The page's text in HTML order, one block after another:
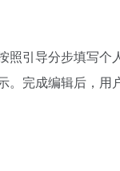
照引导分步填写个
。完成编辑后，用